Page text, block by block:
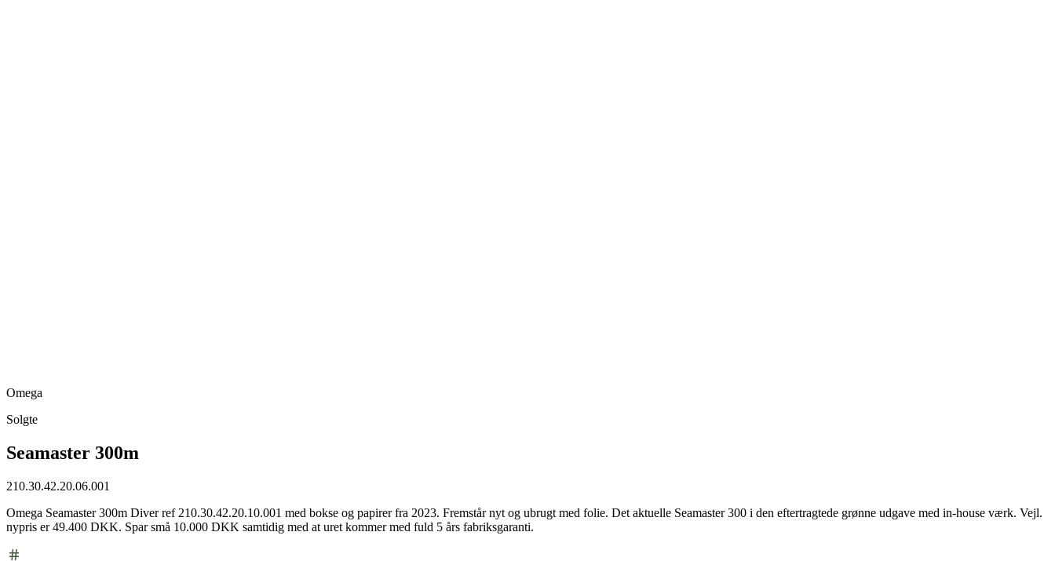
Omega
Solgte
Seamaster 300m
210.30.42.20.06.001
Omega Seamaster 300m Diver ref 210.30.42.20.10.001 med bokse og papirer fra 2023. Fremstår nyt og ubrugt med folie. Det aktuelle Seamaster 300 i den eftertragtede grønne udgave med in-house værk. Vejl.
nypris er 49.400 DKK. Spar små 10.000 DKK samtidig med at uret kommer med fuld 5 års fabriksgaranti.